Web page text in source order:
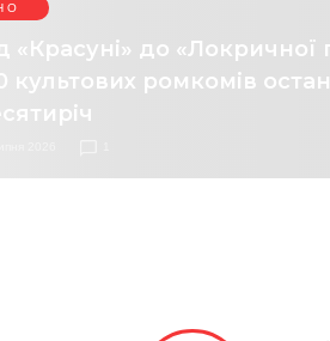
«Красуні» до «Локричної
культових ромкомів